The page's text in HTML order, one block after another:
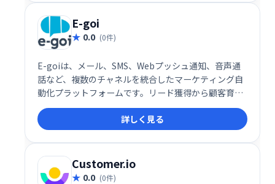
E-goi
0.0 (0件)
E-goiは、メール、SMS、Webプッシュ通知、音声通
話など、複数のチャネルを統合したマーケティング自
動化プラットフォームです。リード獲得から顧客育成
まで、あらゆるマーケティング活動を効率化し、顧客
ライフサイクル全体を最適化します。 単一のシステム
でキャンペーンを管理し、効果的なマルチチャネル戦
略を実現しましょう。
詳しく見る
Customer.io
0.0 (0件)